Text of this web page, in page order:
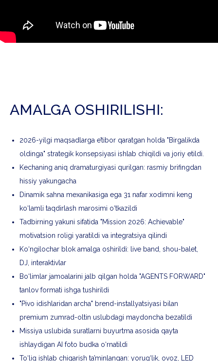
AMALGA OSHIRILISHI:
2026-yilgi maqsadlarga e’tibor qaratgan holda "Birgalikda
oldinga" strategik konsepsiyasi ishlab chiqildi va joriy etildi.
Kechaning aniq dramaturgiyasi qurilgan: rasmiy brifingdan
hissiy yakungacha
Dinamik sahna mexanikasiga ega 31 nafar xodimni keng
ko‘lamli taqdirlash marosimi o‘tkazildi
Tadbirning yakuni sifatida "Mission 2026: Achievable"
motivatsion roligi yaratildi va integratsiya qilindi
Ko‘ngilochar blok amalga oshirildi: live band, shou-balet,
DJ, interaktivlar
Bo‘limlar jamoalarini jalb qilgan holda "AGENTS FORWARD"
tanlov formati ishga tushirildi
"Pivo idishlaridan archa" brend-installyatsiyasi bilan
premium zumrad-oltin uslubdagi maydoncha bezatildi
Missiya uslubida suratlarni buyurtma asosida qayta
ishlaydigan AI foto budka o‘rnatildi
To‘liq ishlab chiqarish ta’minlangan: yorug‘lik, ovoz, LED